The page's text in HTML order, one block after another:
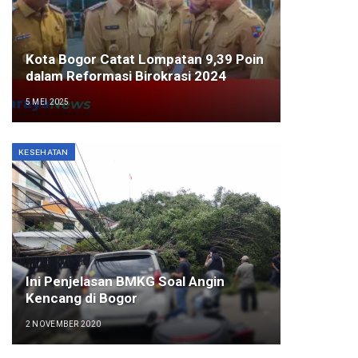
Kota Bogor Catat Lompatan 9,39 Poin
dalam Reformasi Birokrasi 2024
5 MEI 2025
KESEHATAN
Ini Penjelasan BMKG Soal Angin
Kencang di Bogor
2 NOVEMBER 2020